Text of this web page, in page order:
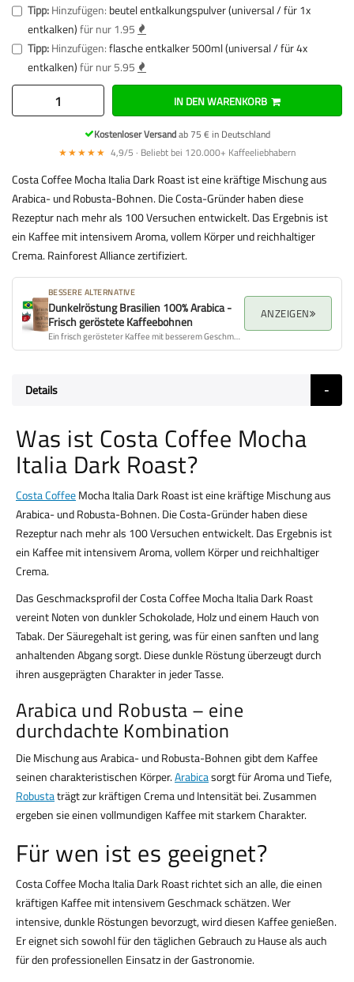
Tipp:Hinzufügen: beutel entkalkungspulver (universal / für 1x
entkalken)für nur 1.95
Tipp:Hinzufügen:flasche entkalker 500ml (universal / für 4x
entkalken)für nur 5.95
IN DEN WARENKORB
Kostenloser Versandab 75 € in Deutschland
★★★★★ 4,9/5 · Beliebt bei 120.000+ Kaffeeliebhabern
Costa Coffee Mocha Italia Dark Roast ist eine kräftige Mischung aus
Arabica- und Robusta-Bohnen. Die Costa-Gründer haben diese
Rezeptur nach mehr als 100 Versuchen entwickelt. Das Ergebnis ist
ein Kaffee mit intensivem Aroma, vollem Körper und reichhaltiger
Crema. Rainforest Alliance zertifiziert.
BESSERE ALTERNATIVE
Dunkelröstung Brasilien 100% Arabica -
Frisch geröstete Kaffeebohnen
Ein frisch gerösteter Kaffee mit besserem Geschmacksprofil, Aroma und Gesamtqualität.
ANZEIGEN
Details
Was ist Costa Coffee Mocha
Italia Dark Roast?
Costa CoffeeMocha Italia Dark Roast ist eine kräftige Mischung aus
Arabica- und Robusta-Bohnen. Die Costa-Gründer haben diese
Rezeptur nach mehr als 100 Versuchen entwickelt. Das Ergebnis ist
ein Kaffee mit intensivem Aroma, vollem Körper und reichhaltiger
Crema.
Das Geschmacksprofil der Costa Coffee Mocha Italia Dark Roast
vereint Noten von dunkler Schokolade, Holz und einem Hauch von
Tabak. Der Säuregehalt ist gering, was für einen sanften und lang
anhaltenden Abgang sorgt. Diese dunkle Röstung überzeugt durch
ihren ausgeprägten Charakter in jeder Tasse.
Arabica und Robusta – eine
durchdachte Kombination
Die Mischung aus Arabica- und Robusta-Bohnen gibt dem Kaffee
seinen charakteristischen Körper.Arabicasorgt für Aroma und Tiefe,
Robustaträgt zur kräftigen Crema und Intensität bei. Zusammen
ergeben sie einen vollmundigen Kaffee mit starkem Charakter.
Für wen ist es geeignet?
Costa Coffee Mocha Italia Dark Roast richtet sich an alle, die einen
kräftigen Kaffee mit intensivem Geschmack schätzen. Wer
intensive, dunkle Röstungen bevorzugt, wird diesen Kaffee genießen.
Er eignet sich sowohl für den täglichen Gebrauch zu Hause als auch
für den professionellen Einsatz in der Gastronomie.